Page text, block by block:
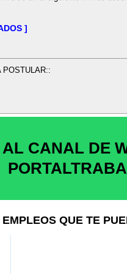
]
POSTULAR::
CANAL DE
QUE TE